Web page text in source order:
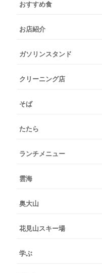
おすすめ食
お店紹介
ガソリンスタンド
クリーニング店
そば
たたら
ランチメニュー
雲海
奥大山
花見山スキー場
学ぶ